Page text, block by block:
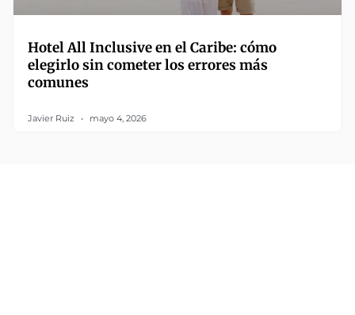
Hotel All Inclusive en el Caribe: cómo
elegirlo sin cometer los errores más
comunes
Javier Ruiz mayo 4, 2026